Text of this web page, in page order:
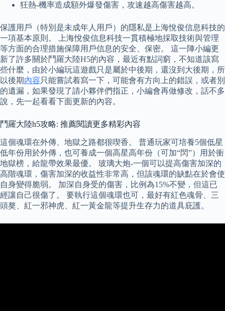
狂熱-機率造成額外爆發傷害，攻速越高傷害越高。
保護用戶（特別是未成年人用戶）的隱私是上海悅俊信息科技的
一項基本原則。 上海悅俊信息科技一貫積極地採取技術與管理
等方面的合理措施保障用戶信息的安全、保密。 這一陣小編更
新了許多關於鬥羅大陸H5的內容，最近有點詞窮，不知道該寫
些什麼，由於小編玩這遊戲只是屬於中後期，還沒到大後期，所
以後期內容 只能嘗試着寫一下，可能會有方向上的錯誤，或者別
的遺漏，如果發現了請小夥伴們指正，小編會再做修改，話不多
說，先一起看看下面更新的內容。
鬥羅大陸h5攻略: 推薦閱讀更多精彩內容
這個魂環在外傳、地獄之路都很喫香。 普通玩家可培養5個低星
低年份用於外傳，也可養成一個高星高年份（可加“閃”）用於衝
地獄榜，給龍帶效果最優。 玻璃大炮-一個可以提高傷害加深的
高階魂環，傷害加深的收益性非常高，但該魂環的缺點在於會使
自身變得脆弱。 加深自身受的傷害，比例為15%不變，但這已
經讓自己很傷了。 要執行這個魂環也可，最好有紅色魂骨、三
頭獒、紅一邪神虎、紅一黃金龍等提升生存力的道具庇護。